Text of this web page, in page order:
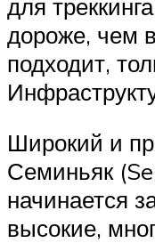
для
дороже, чем
подходит,
Широкий и
Семиньяк
начинается
высокие,